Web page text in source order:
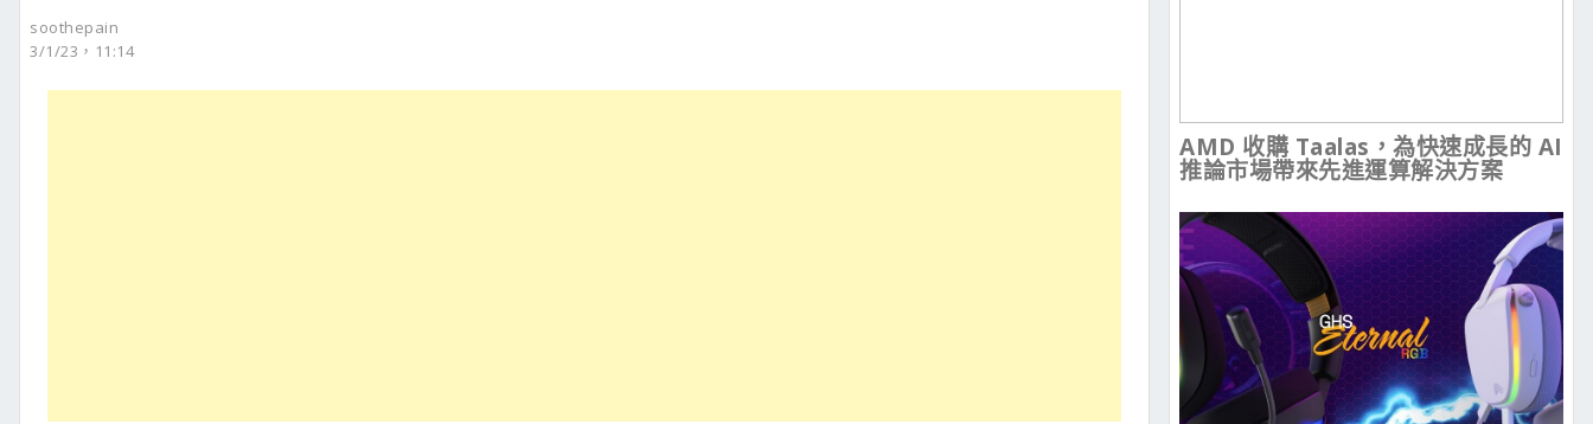
soothepain
3/1/23，11:14
AMD 收購 Taalas，為快速成長的 AI
推論市場帶來先進運算解決方案